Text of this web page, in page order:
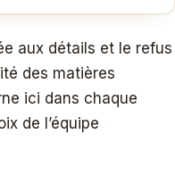
aux détails et le refus
des matières
ici dans chaque
de l’équipe